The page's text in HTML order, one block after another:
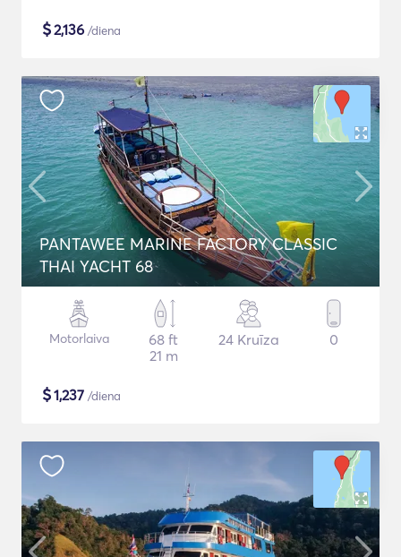
$2,136 /diena
PANTAWEE MARINE FACTORY CLASSIC
THAI YACHT 68
Motorlaiva
68 ft
21 m
24 Kruīza 0
$1,237 /diena